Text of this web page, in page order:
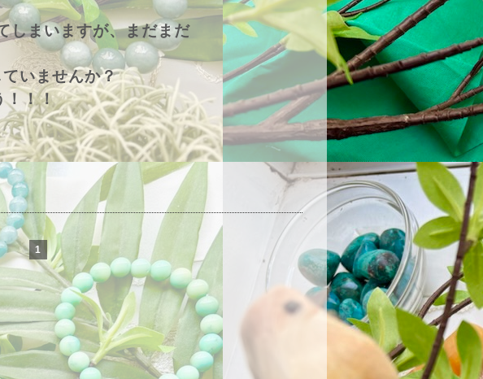
しまいますが、まだまだ
いませんか？
！！！
1